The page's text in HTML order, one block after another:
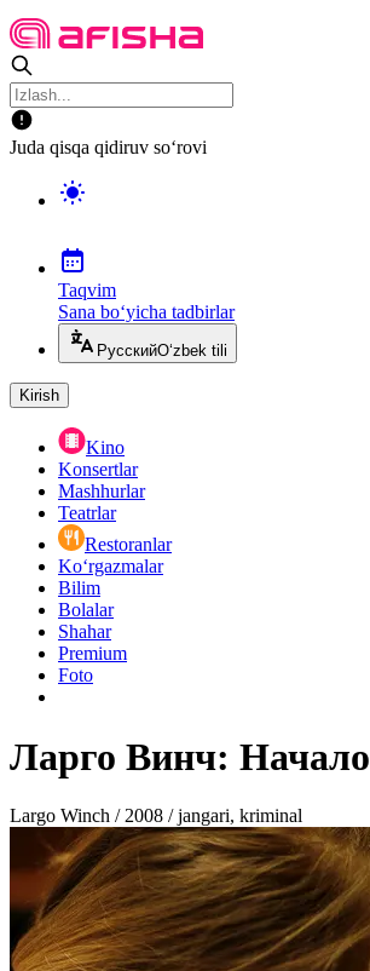
Juda qisqa qidiruv so‘rovi
Taqvim
Sana bo‘yicha tadbirlar
РусскийO‘zbek tili
Kirish
Kino
Konsertlar
Mashhurlar
Teatrlar
Restoranlar
Ko‘rgazmalar
Bilim
Bolalar
Shahar
Premium
Foto
Ларго Винч: Начало
Largo Winch / 2008 / jangari, kriminal